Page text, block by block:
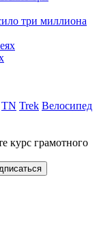
три миллиона
TN Trek Велосипед
курс грамотного